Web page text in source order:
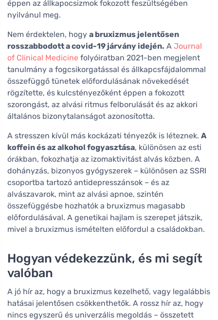
éppen az állkapocsizmok fokozott feszültségében
nyilvánul meg.
Nem érdektelen, hogy a bruxizmus jelentősen
rosszabbodott a covid-19 járvány idején. A Journal
of Clinical Medicine folyóiratban 2021-ben megjelent
tanulmány a fogcsikorgatással és állkapcsfájdalommal
összefüggő tünetek előfordulásának növekedését
rögzítette, és kulcstényezőként éppen a fokozott
szorongást, az alvási ritmus felborulását és az akkori
általános bizonytalanságot azonosította.
A stresszen kívül más kockázati tényezők is léteznek. A
koffein és az alkohol fogyasztása, különösen az esti
órákban, fokozhatja az izomaktivitást alvás közben. A
dohányzás, bizonyos gyógyszerek – különösen az SSRI
csoportba tartozó antidepresszánsok – és az
alvászavarok, mint az alvási apnoe, szintén
összefüggésbe hozhatók a bruxizmus magasabb
előfordulásával. A genetikai hajlam is szerepet játszik,
mivel a bruxizmus ismételten előfordul a családokban.
Hogyan védekezzünk, és mi segít
valóban
A jó hír az, hogy a bruxizmus kezelhető, vagy legalábbis
hatásai jelentősen csökkenthetők. A rossz hír az, hogy
nincs egyszerű és univerzális megoldás – összetett